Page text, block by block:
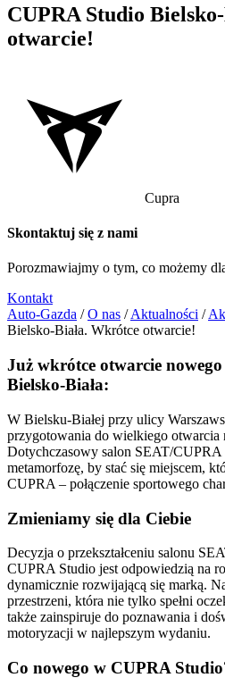
CUPRA Studio
otwarcie!
Cupra
Skontaktuj się z nami
Porozmawiajmy o tym, co możemy
Kontakt
Auto-Gazda /O nas /Aktualności /
Bielsko-Biała. Wkrótce otwarcie!
Już wkrótce otwarcie
Bielsko-Biała:
W Bielsku-Białej przy ulicy
przygotowania do wielkiego
Dotychczasowy salon SEAT/CUPRA
metamorfozę, by stać się miejscem,
CUPRA – połączenie sportowego
Zmieniamy się dla Ciebie
Decyzja o przekształceniu salonu
CUPRA Studio jest odpowiedzią na
dynamicznie rozwijającą się marką.
przestrzeni, która nie tylko spełni
także zainspiruje do poznawania i
motoryzacji w najlepszym wydaniu.
Co nowego w CUPRA